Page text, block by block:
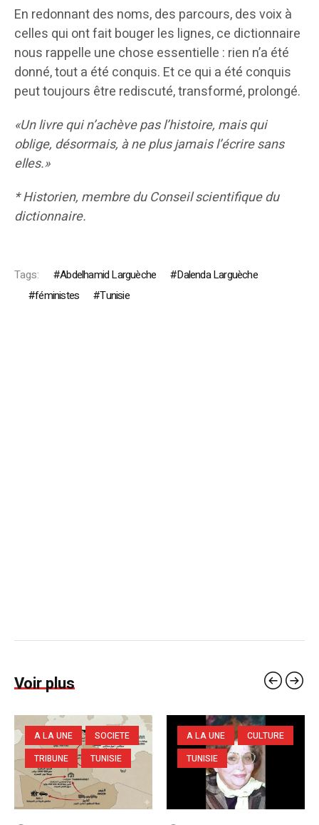
En redonnant des noms, des parcours, des voix à
celles qui ont fait bouger les lignes, ce dictionnaire
nous rappelle une chose essentielle : rien n’a été
donné, tout a été conquis. Et ce qui a été conquis
peut toujours être rediscuté, transformé, prolongé.
«Un livre qui n’achève pas l’histoire, mais qui
oblige, désormais, à ne plus jamais l’écrire sans
elles.»
* Historien, membre du Conseil scientifique du
dictionnaire.
Tags: Abdelhamid Larguèche
Dalenda Larguèche
féministes
Tunisie
Voir plus
A LA UNE
SOCIETE
TRIBUNE
TUNISIE
A LA UNE
CULTURE
TUNISIE